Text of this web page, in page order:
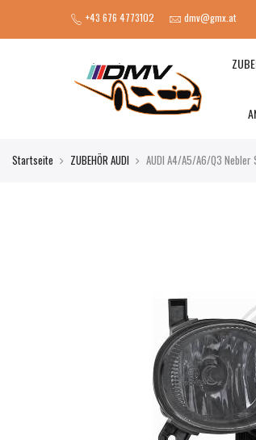
+43 676 4773102 dmv@gmx.at
Startseite ZUBEHÖR AUDI AUDI A4/A5/A6/Q3